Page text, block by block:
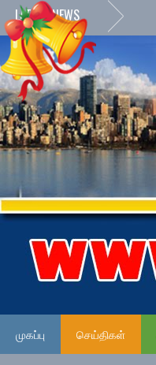
LATEST NEWS
முகப்பு செய்திகள்